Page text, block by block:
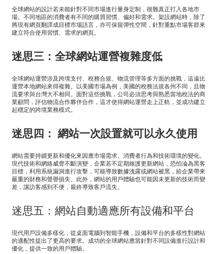
全球網站的設計若未能針對不同市場進行量身定制，很難真正打入各地市
場。不同地區的消費者有不同的購買習慣、偏好和需求。架設網站時，除了
將現有網頁翻譯成目標市場語言，亦可保留彈性空間，針對重點市場客群來
建立符合使用習慣、需求的網頁。
迷思三：全球網站運營複雜度低
全球網站運營涉及跨境支付、稅務合規、物流管理等多方面的挑戰，這遠比
運營本地網站來得複雜。以美國市場為例，美國的稅務法規各州不同，且物
流要求與台灣大不相同。面對這些挑戰，公司必須思考與熟悉當地稅法的商
業顧問，評估物流合作夥伴合作，這才使得網站運營走上正軌，並成功建立
起穩定的跨境業務模式。
迷思四： 網站一次設置就可以永久使用
網站需要持續更新和優化來因應市場需求、消費者行為和技術環境的變化。
現代技術和網絡威脅不斷演變，企業若不定期維護更新網站，恐怕淪為黑客
目標，利用系統漏洞進行攻擊，可能導致數據洩露或網站被黑，給企業帶來
嚴重的財務和聲譽損失。此外，網站的用戶體驗也可能因未更新的技術而變
差，讓訪客感到不便，最終導致客戶流失。
迷思五：網站自動適應所有設備和平台
現代用戶設備多樣化，從桌面電腦到智能手機，設備和平台的多樣性對網站
的適配性提出了更高的要求。成功的全球網站應當針對不同設備進行設計和
優化，提供一致的用戶體驗。